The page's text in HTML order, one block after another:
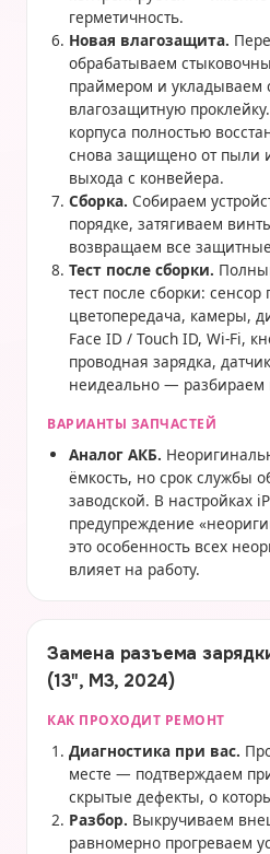
герметичность.
Новая влагозащита.
обрабатываем
праймером и укладываем
влагозащитную
корпуса полностью
снова защищено от пыли
выхода с конвейера.
Сборка. Собираем
порядке, затягиваем
возвращаем все
Тест после сборки.
тест после сборки:
цветопередача, камеры,
Face ID / Touch ID, Wi-Fi,
проводная зарядка,
неидеально — разбираем
ВАРИАНТЫ ЗАПЧАСТЕЙ
Аналог АКБ.
ёмкость, но срок службы
заводской. В настройках
предупреждение
это особенность всех
влияет на работу.
Замена разъема
(13", M3, 2024)
КАК ПРОХОДИТ РЕМОНТ
Диагностика при вас.
месте — подтверждаем
скрытые дефекты, о
Разбор. Выкручиваем
равномерно прогреваем